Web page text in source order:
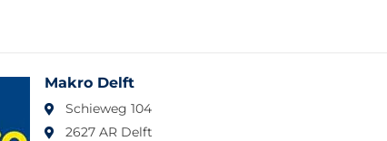
Makro Delft
Schieweg 104
2627 AR Delft